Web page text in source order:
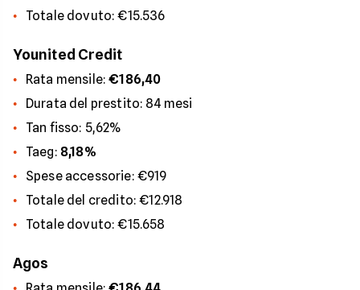
Totale dovuto: €15.536
Younited Credit
Rata mensile:€186,40
Durata del prestito: 84 mesi
Tan fisso: 5,62%
Taeg: 8,18%
Spese accessorie: €919
Totale del credito: €12.918
Totale dovuto: €15.658
Agos